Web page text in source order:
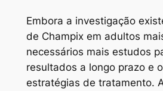
Embora a investigação
de Champix em adultos
necessários mais estudos
resultados a longo prazo e
estratégias de tratamento.